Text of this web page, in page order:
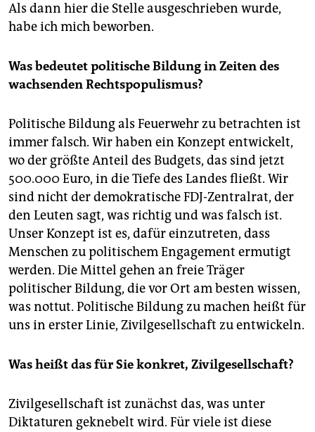
Als dann hier die Stelle ausgeschrieben wurde,
habe ich mich beworben.
Was bedeutet politische Bildung in Zeiten des
wachsenden Rechtspopulismus?
Politische Bildung als Feuerwehr zu betrachten ist
immer falsch. Wir haben ein Konzept entwickelt,
wo der größte Anteil des Budgets, das sind jetzt
500.000 Euro, in die Tiefe des Landes fließt. Wir
sind nicht der demokratische FDJ-Zentralrat, der
den Leuten sagt, was richtig und was falsch ist.
Unser Konzept ist es, dafür einzutreten, dass
Menschen zu politischem Engagement ermutigt
werden. Die Mittel gehen an freie Träger
politischer Bildung, die vor Ort am besten wissen,
was nottut. Politische Bildung zu machen heißt für
uns in erster Linie, Zivilgesellschaft zu entwickeln.
Was heißt das für Sie konkret, Zivilgesellschaft?
Zivilgesellschaft ist zunächst das, was unter
Diktaturen geknebelt wird. Für viele ist diese